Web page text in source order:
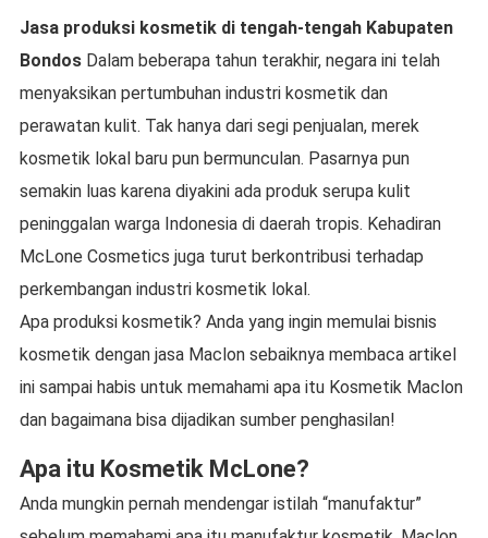
Jasa produksi kosmetik di tengah-tengah Kabupaten
BondosDalam beberapa tahun terakhir, negara ini telah
menyaksikan pertumbuhan industri kosmetik dan
perawatan kulit. Tak hanya dari segi penjualan, merek
kosmetik lokal baru pun bermunculan. Pasarnya pun
semakin luas karena diyakini ada produk serupa kulit
peninggalan warga Indonesia di daerah tropis. Kehadiran
McLone Cosmetics juga turut berkontribusi terhadap
perkembangan industri kosmetik lokal.
Apa produksi kosmetik? Anda yang ingin memulai bisnis
kosmetik dengan jasa Maclon sebaiknya membaca artikel
ini sampai habis untuk memahami apa itu Kosmetik Maclon
dan bagaimana bisa dijadikan sumber penghasilan!
Apa itu Kosmetik McLone?
Anda mungkin pernah mendengar istilah “manufaktur”